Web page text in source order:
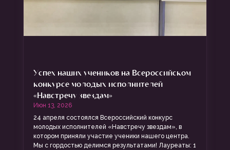
Успех наших учеников на Всероссийском
конкурсе молодых исполнителей
«Навстречу звездам»
Июн 13, 2026
24 апреля состоялся Всероссийский конкурс
молодых исполнителей «Навстречу звездам», в
котором приняли участие ученики нашего центра.
Мы с гордостью делимся результатами! Лауреаты: 1